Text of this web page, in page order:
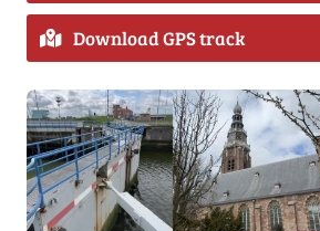
Download GPS track